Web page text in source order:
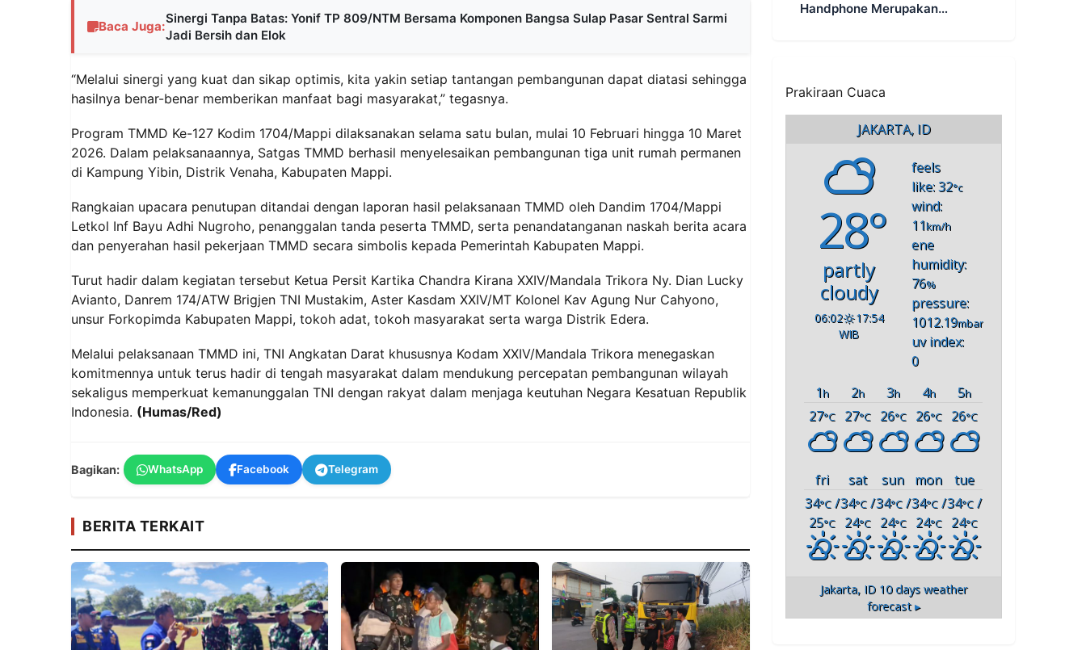
Baca Juga:
Sinergi Tanpa Batas: Yonif TP 809/NTM Bersama Komponen Bangsa Sulap Pasar Sentral Sarmi
Jadi Bersih dan Elok
“Melalui sinergi yang kuat dan sikap optimis, kita yakin setiap tantangan pembangunan dapat diatasi sehingga
hasilnya benar-benar memberikan manfaat bagi masyarakat,” tegasnya.
Program TMMD Ke-127 Kodim 1704/Mappi dilaksanakan selama satu bulan, mulai 10 Februari hingga 10 Maret
2026. Dalam pelaksanaannya, Satgas TMMD berhasil menyelesaikan pembangunan tiga unit rumah permanen
di Kampung Yibin, Distrik Venaha, Kabupaten Mappi.
Rangkaian upacara penutupan ditandai dengan laporan hasil pelaksanaan TMMD oleh Dandim 1704/Mappi
Letkol Inf Bayu Adhi Nugroho, penanggalan tanda peserta TMMD, serta penandatanganan naskah berita acara
dan penyerahan hasil pekerjaan TMMD secara simbolis kepada Pemerintah Kabupaten Mappi.
Turut hadir dalam kegiatan tersebut Ketua Persit Kartika Chandra Kirana XXIV/Mandala Trikora Ny. Dian Lucky
Avianto, Danrem 174/ATW Brigjen TNI Mustakim, Aster Kasdam XXIV/MT Kolonel Kav Agung Nur Cahyono,
unsur Forkopimda Kabupaten Mappi, tokoh adat, tokoh masyarakat serta warga Distrik Edera.
Melalui pelaksanaan TMMD ini, TNI Angkatan Darat khususnya Kodam XXIV/Mandala Trikora menegaskan
komitmennya untuk terus hadir di tengah masyarakat dalam mendukung percepatan pembangunan wilayah
sekaligus memperkuat kemanunggalan TNI dengan rakyat dalam menjaga keutuhan Negara Kesatuan Republik
Indonesia. (Humas/Red)
Bagikan: WhatsApp Facebook Telegram
BERITA TERKAIT
Handphone Merupakan
Prakiraan Cuaca
JAKARTA, ID
28°
partly
cloudy
06:02
17:54
WIB
feels
like: 32°c
wind:
11km/h
ene
humidity:
76%
pressure:
1012.19mbar
uv index:
0
1h 2h 3h 4h 5h
27°C 27°C 26°C 26°C 26°C
fri sat sun mon
tue
34°C/
25°C
34°C/
24°C
34°C/
24°C
34°C/
24°C
34°C /
24°C
Jakarta, ID 10 days weather
forecast ▸